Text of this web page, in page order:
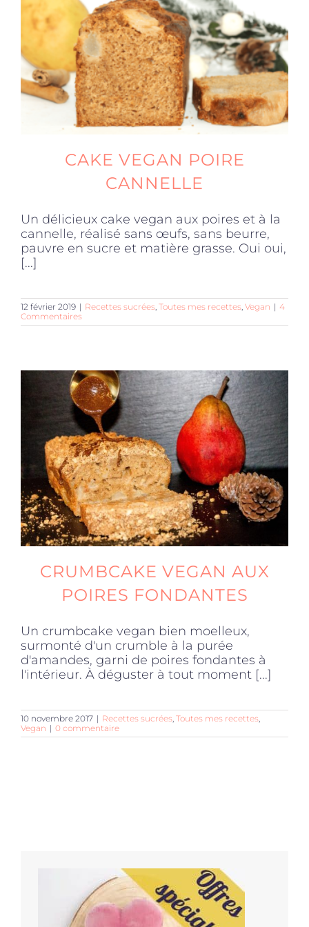
Produits sains
Click and collect
Accessoires
Offres
CAKE VEGAN POIRE
CANNELLE
Un délicieux cake vegan aux poires et à la
cannelle, réalisé sans œufs, sans beurre,
pauvre en sucre et matière grasse. Oui oui,
[...]
12 février 2019 | Recettes sucrées Toutes mes recettes Vegan | 4
Commentaires
CRUMBCAKE VEGAN AUX
POIRES FONDANTES
Un crumbcake vegan bien moelleux,
surmonté d'un crumble à la purée
d'amandes, garni de poires fondantes à
l'intérieur. À déguster à tout moment [...]
10 novembre 2017 | Recettes sucrées, Toutes mes recettes,
Vegan | 0 commentaire